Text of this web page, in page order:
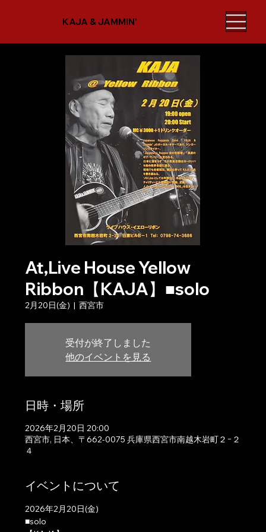
KAJA & JAMMIN'
At,Live House Yellow
Ribbon【KAJA】■solo
2月20日(金)
  |
西宮市
受付が終了しました
他のイベントを見る
日時・場所
2026年2月20日 20:00
西宮市, 日本、〒662-0075 兵庫県西宮市南越木岩町２−２
４
イベントについて
2026年2月20日(金)
■solo